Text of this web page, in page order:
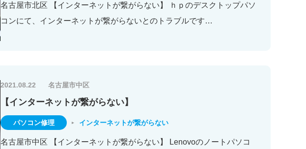
名古屋市北区 【インターネットが繋がらない】 ｈｐのデスクトップパソ
コンにて、インターネットが繋がらないとのトラブルです…
【インターネットが繋がらない】
2021.08.22 名古屋市中区
パソコン修理 インターネットが繋がらない
名古屋市中区 【インターネットが繋がらない】 Lenovoのノートパソコ